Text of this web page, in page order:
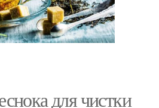
для чистки